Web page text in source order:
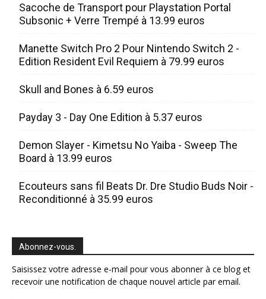
Sacoche de Transport pour Playstation Portal
Subsonic + Verre Trempé à 13.99 euros
Manette Switch Pro 2 Pour Nintendo Switch 2 -
Edition Resident Evil Requiem à 79.99 euros
Skull and Bones à 6.59 euros
Payday 3 - Day One Edition à 5.37 euros
Demon Slayer - Kimetsu No Yaiba - Sweep The
Board à 13.99 euros
Ecouteurs sans fil Beats Dr. Dre Studio Buds Noir -
Reconditionné à 35.99 euros
Abonnez-vous.
Saisissez votre adresse e-mail pour vous abonner à ce blog et
recevoir une notification de chaque nouvel article par email.